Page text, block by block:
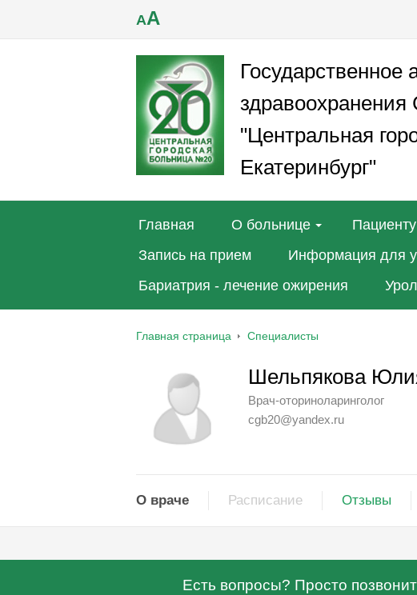
AA
Государственное
здравоохранения
"Центральная
Екатеринбург"
Главная О больнице Пациенту
Запись на прием
Информация для
Бариатрия - лечение ожирения
Главная страница Специалисты
Шельпякова
Врач-оториноларинголог
cgb20@yandex.ru
О враче Расписание Отзывы
Есть вопросы? Просто